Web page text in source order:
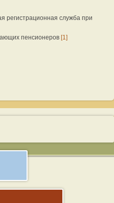
регистрационная служба при
пенсионеров [1]